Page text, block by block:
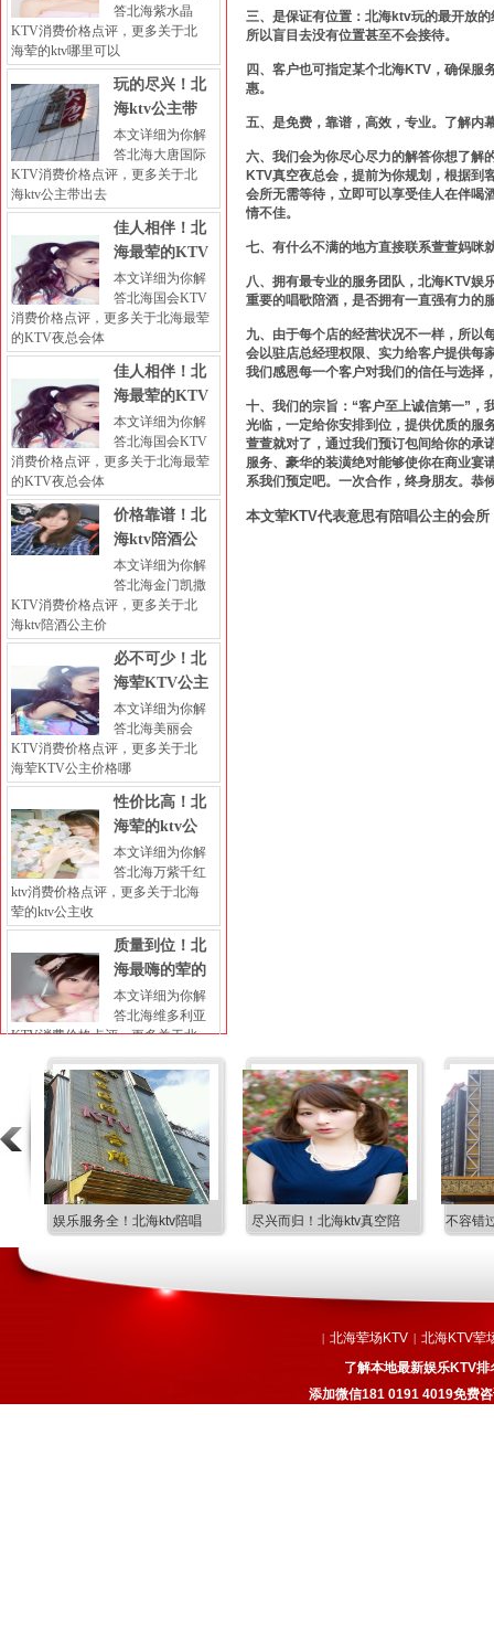
三、是保证有位置：北海ktv玩的最开放
所以盲目去没有位置甚至不会接待。
四、客户也可指定某个北海KTV，确保服
惠。
五、是免费，靠谱，高效，专业。了解内
六、我们会为你尽心尽力的解答你想了解
KTV真空夜总会，提前为你规划，根据到
会所无需等待，立即可以享受佳人在伴喝
情不佳。
七、有什么不满的地方直接联系萱萱妈咪
八、拥有最专业的服务团队，北海KTV娱
重要的唱歌陪酒，是否拥有一直强有力的
九、由于每个店的经营状况不一样，所以
会以驻店总经理权限、实力给客户提供每
我们感恩每一个客户对我们的信任与选择
十、我们的宗旨：“客户至上诚信第一”，
光临，一定给你安排到位，提供优质的服
萱萱就对了，通过我们预订包间给你的承
服务、豪华的装潢绝对能够使你在商业宴
系我们预定吧。一次合作，终身朋友。恭
本文荤KTV代表意思有陪唱公主的会
娱乐服务全！北海ktv陪唱 尽兴而归！北海ktv真空陪 不容错
答北海紫水晶
KTV消费价格点评，更多关于北
海荤的ktv哪里可以
玩的尽兴！北
海ktv公主带
本文详细为你解
答北海大唐国际
KTV消费价格点评，更多关于北
海ktv公主带出去
佳人相伴！北
海最荤的KTV
本文详细为你解
答北海国会KTV
消费价格点评，更多关于北海最荤
的KTV夜总会体
佳人相伴！北
海最荤的KTV
本文详细为你解
答北海国会KTV
消费价格点评，更多关于北海最荤
的KTV夜总会体
价格靠谱！北
海ktv陪酒公
本文详细为你解
答北海金门凯撒
KTV消费价格点评，更多关于北
海ktv陪酒公主价
必不可少！北
海荤KTV公主
本文详细为你解
答北海美丽会
KTV消费价格点评，更多关于北
海荤KTV公主价格哪
性价比高！北
海荤的ktv公
本文详细为你解
答北海万紫千红
ktv消费价格点评，更多关于北海
荤的ktv公主收
质量到位！北
海最嗨的荤的
本文详细为你解
答北海维多利亚
KTV消费价格点评，更多关于北
海最嗨的荤的KTV
| 北海荤场KTV | 北海KTV荤
了解本地最新娱乐KTV
添加微信181 0191 4019免费